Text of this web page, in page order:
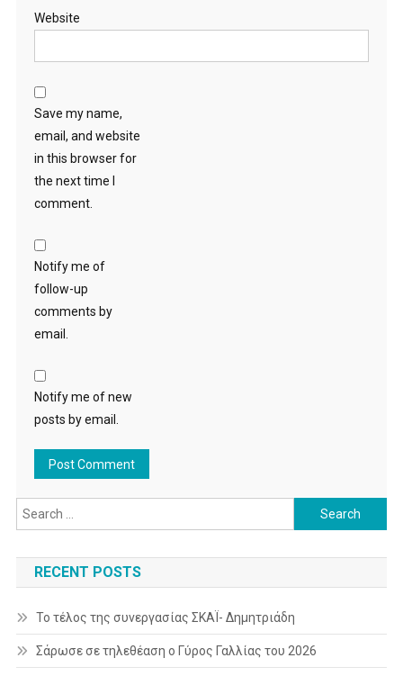
Website
Save my name,
email, and website
in this browser for
the next time I
comment.
Notify me of
follow-up
comments by
email.
Notify me of new
posts by email.
Search
for:
RECENT POSTS
Το τέλος της συνεργασίας ΣΚΑΪ- Δημητριάδη
Σάρωσε σε τηλεθέαση ο Γύρος Γαλλίας του 2026